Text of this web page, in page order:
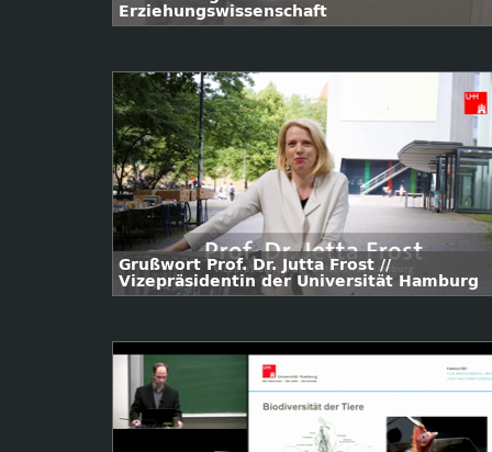
Erziehungswissenschaft
Grußwort Prof. Dr. Jutta Frost //
Vizepräsidentin der Universität Hamburg